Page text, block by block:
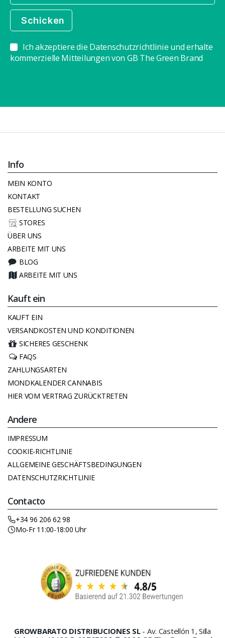
Ich akzeptiere die Datenschutzrichtlinie und erhalte
kommerzielle Mitteilungen von GB The Green Brand
Info
MEIN KONTO
KONTAKT
BESTELLUNG SUCHEN
STORES
ÜBER UNS
ARBEITE MIT UNS
BLOG
ARBEITE MIT UNS
Kauft ein
KAUFT EIN
VERSANDKOSTEN UND KONDITIONEN
SICHERES GESCHENK
FAQS
ZAHLUNGSARTEN
MONDKALENDER CANNABIS
HIER VOM VERTRAG ZURÜCKTRETEN
Andere
IMPRESSUM
COOKIE-RICHTLINIE
ALLGEMEINE GESCHÄFTSBEDINGUNGEN
DATENSCHUTZRICHTLINIE
Contacto
+34 96 206 62 98
Mo-Fr 11:00-18:00 Uhr
GROWBARATO DISTRIBUCIONES SL - Av. Castellón 1, Silla